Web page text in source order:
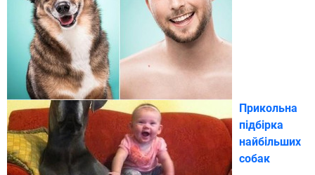
Прикольна
підбірка
найбільших
собак